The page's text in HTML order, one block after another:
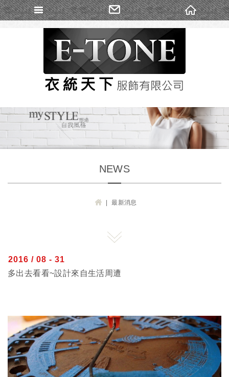
NEWS
最新消息
2016 / 08 - 31
多出去看看~設計來自生活周遭